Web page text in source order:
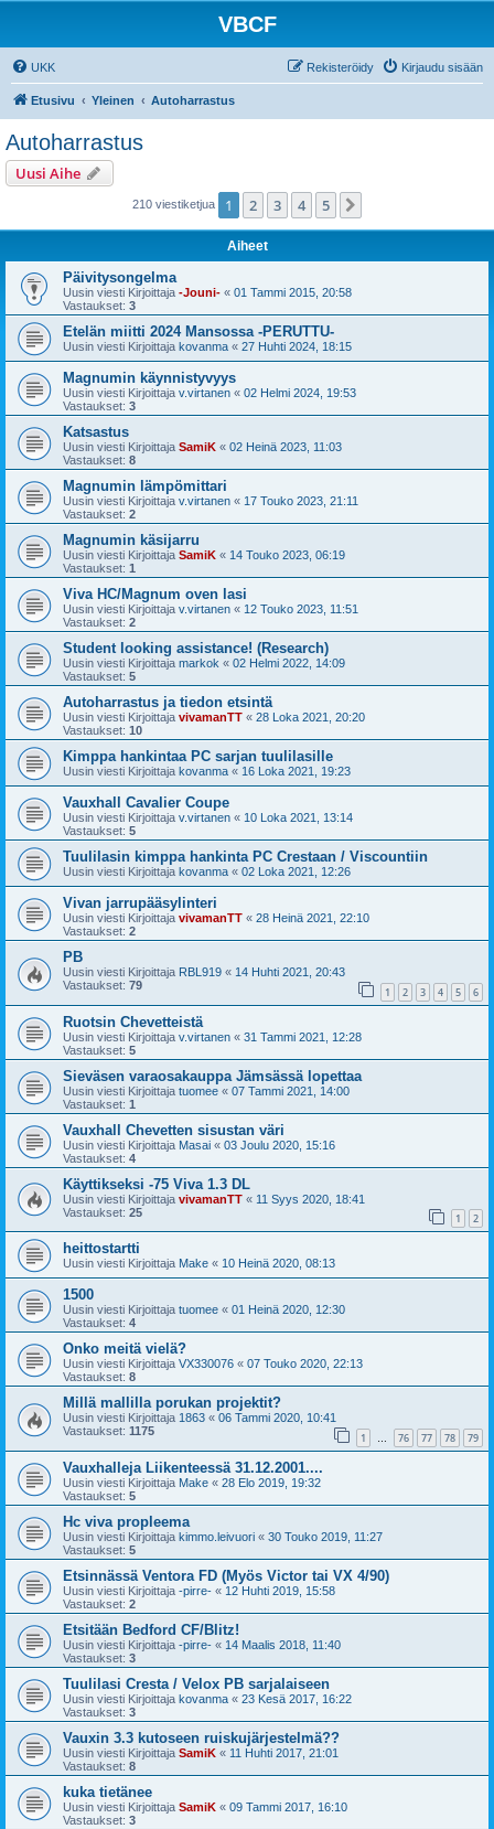
VBCF
UKK Kirjaudu sisään
Rekisteröidy
Etusivu Yleinen Autoharrastus
Autoharrastus
Uusi Aihe
210 viestiketjua 1 2 3 4 5
Aiheet
Päivitysongelma
Uusin viesti Kirjoittaja -Jouni- « 01 Tammi 2015, 20:58
Vastaukset: 3
Etelän miitti 2024 Mansossa -PERUTTU-
Uusin viesti Kirjoittaja kovanma « 27 Huhti 2024, 18:15
Magnumin käynnistyvyys
Uusin viesti Kirjoittaja v.virtanen « 02 Helmi 2024, 19:53
Vastaukset: 3
Katsastus
Uusin viesti Kirjoittaja SamiK « 02 Heinä 2023, 11:03
Vastaukset: 8
Magnumin lämpömittari
Uusin viesti Kirjoittaja v.virtanen « 17 Touko 2023, 21:11
Vastaukset: 2
Magnumin käsijarru
Uusin viesti Kirjoittaja SamiK « 14 Touko 2023, 06:19
Vastaukset: 1
Viva HC/Magnum oven lasi
Uusin viesti Kirjoittaja v.virtanen « 12 Touko 2023, 11:51
Vastaukset: 2
Student looking assistance! (Research)
Uusin viesti Kirjoittaja markok « 02 Helmi 2022, 14:09
Vastaukset: 5
Autoharrastus ja tiedon etsintä
Uusin viesti Kirjoittaja vivamanTT « 28 Loka 2021, 20:20
Vastaukset: 10
Kimppa hankintaa PC sarjan tuulilasille
Uusin viesti Kirjoittaja kovanma « 16 Loka 2021, 19:23
Vauxhall Cavalier Coupe
Uusin viesti Kirjoittaja v.virtanen « 10 Loka 2021, 13:14
Vastaukset: 5
Tuulilasin kimppa hankinta PC Crestaan / Viscountiin
Uusin viesti Kirjoittaja kovanma « 02 Loka 2021, 12:26
Vivan jarrupääsylinteri
Uusin viesti Kirjoittaja vivamanTT « 28 Heinä 2021, 22:10
Vastaukset: 2
PB
Uusin viesti Kirjoittaja RBL919 « 14 Huhti 2021, 20:43
Vastaukset: 79 1 2 3 4 5 6
Ruotsin Chevetteistä
Uusin viesti Kirjoittaja v.virtanen « 31 Tammi 2021, 12:28
Vastaukset: 5
Sieväsen varaosakauppa Jämsässä lopettaa
Uusin viesti Kirjoittaja tuomee « 07 Tammi 2021, 14:00
Vastaukset: 1
Vauxhall Chevetten sisustan väri
Uusin viesti Kirjoittaja Masai « 03 Joulu 2020, 15:16
Vastaukset: 4
Käyttikseksi -75 Viva 1.3 DL
Uusin viesti Kirjoittaja vivamanTT « 11 Syys 2020, 18:41
Vastaukset: 25 1 2
heittostartti
Uusin viesti Kirjoittaja Make « 10 Heinä 2020, 08:13
1500
Uusin viesti Kirjoittaja tuomee « 01 Heinä 2020, 12:30
Vastaukset: 4
Onko meitä vielä?
Uusin viesti Kirjoittaja VX330076 « 07 Touko 2020, 22:13
Vastaukset: 8
Millä mallilla porukan projektit?
Uusin viesti Kirjoittaja 1863 « 06 Tammi 2020, 10:41
Vastaukset: 1175 1 … 76 77 78 79
Vauxhalleja Liikenteessä 31.12.2001....
Uusin viesti Kirjoittaja Make « 28 Elo 2019, 19:32
Vastaukset: 5
Hc viva propleema
Uusin viesti Kirjoittaja kimmo.leivuori « 30 Touko 2019, 11:27
Vastaukset: 5
Etsinnässä Ventora FD (Myös Victor tai VX 4/90)
Uusin viesti Kirjoittaja -pirre- « 12 Huhti 2019, 15:58
Vastaukset: 2
Etsitään Bedford CF/Blitz!
Uusin viesti Kirjoittaja -pirre- « 14 Maalis 2018, 11:40
Vastaukset: 3
Tuulilasi Cresta / Velox PB sarjalaiseen
Uusin viesti Kirjoittaja kovanma « 23 Kesä 2017, 16:22
Vastaukset: 3
Vauxin 3.3 kutoseen ruiskujärjestelmä??
Uusin viesti Kirjoittaja SamiK « 11 Huhti 2017, 21:01
Vastaukset: 8
kuka tietänee
Uusin viesti Kirjoittaja SamiK « 09 Tammi 2017, 16:10
Vastaukset: 3